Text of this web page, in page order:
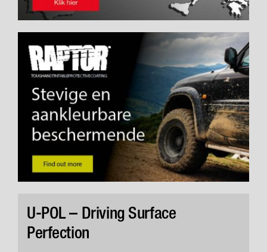
U-POL – Driving Surface
Perfection